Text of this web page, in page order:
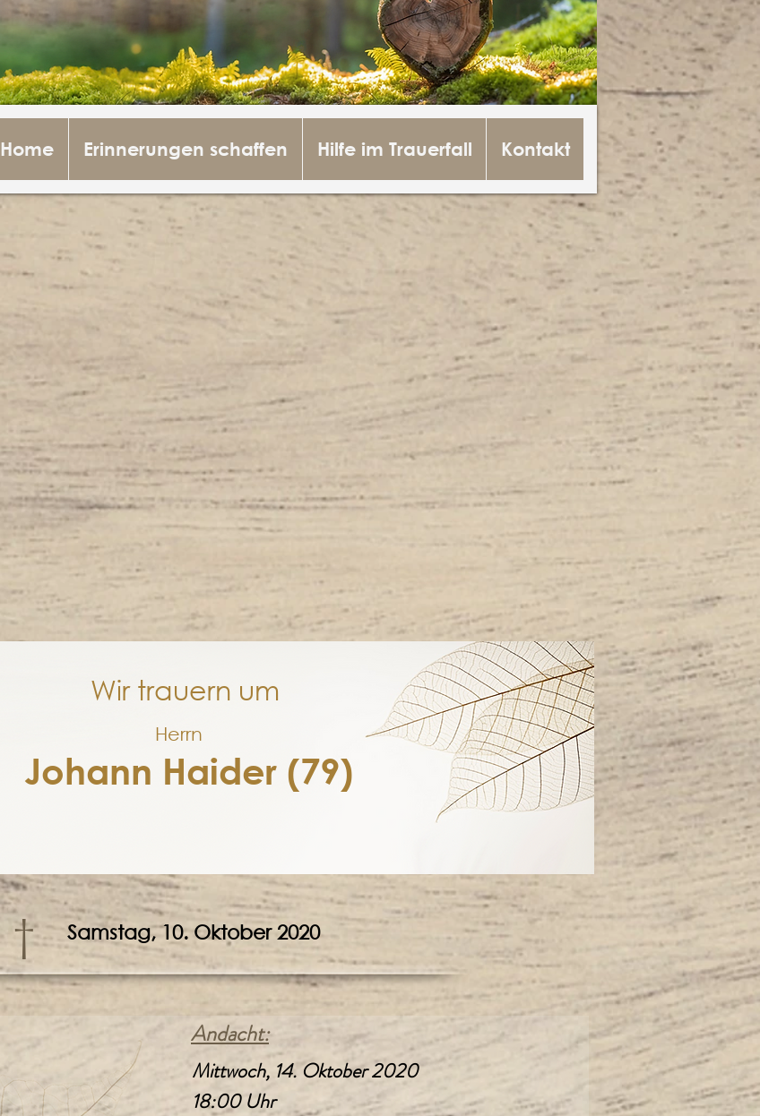
Home Erinnerungen schaffen Hilfe im Trauerfall Kontakt
Wir trauern um
Johann Haider (79)
Herrn
Samstag, 10. Oktober 2020
†
Andacht:
Mittwoch, 14. Oktober 2020
18:00 Uhr